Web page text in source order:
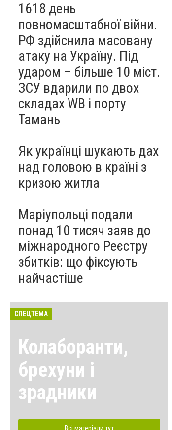
1618 день
повномасштабної війни.
РФ здійснила масовану
атаку на Україну. Під
ударом – більше 10 міст.
ЗСУ вдарили по двох
складах WB і порту
Тамань
Як українці шукають дах
над головою в країні з
кризою житла
Маріупольці подали
понад 10 тисяч заяв до
міжнародного Реєстру
збитків: що фіксують
найчастіше
СПЕЦТЕМА
Колаборанти,
брехуни і
зрадники
Всі матеріали тут